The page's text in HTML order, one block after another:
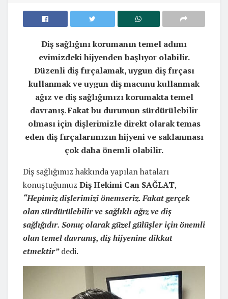
Diş sağlığını korumanın temel adımı
evimizdeki hijyenden başlıyor olabilir.
Düzenli diş fırçalamak, uygun diş fırçası
kullanmak ve uygun diş macunu kullanmak
ağız ve diş sağlığımızı korumakta temel
davranış. Fakat bu durumun sürdürülebilir
olması için dişlerimizle direkt olarak temas
eden diş fırçalarımızın hijyeni ve saklanması
çok daha önemli olabilir.
Diş sağlığımız hakkında yapılan hataları
konuştuğumuz Diş Hekimi Can SAĞLAT,
“Hepimiz dişlerimizi önemseriz. Fakat gerçek
olan sürdürülebilir ve sağlıklı ağız ve diş
sağlığıdır. Sonuç olarak güzel gülüşler için önemli
olan temel davranış, diş hijyenine dikkat
etmektir” dedi.